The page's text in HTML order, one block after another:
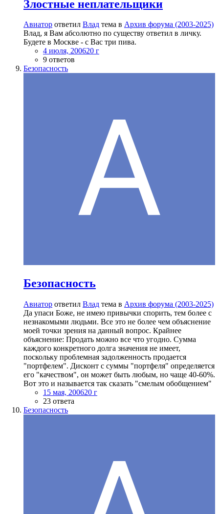
Злостные неплательщики
Авиатор ответил Влад тема в Архив форума (2003-2025)
Влад, я Вам абсолютно по существу ответил в личку.
Будете в Москве - с Вас три пива.
4 июля, 200620 г
9 ответов
Безопасность
Безопасность
Авиатор ответил Влад тема в Архив форума (2003-2025)
Да упаси Боже, не имею привычки спорить, тем более с
незнакомыми людьми. Все это не более чем объяснение
моей точки зрения на данный вопрос. Крайнее
объяснение: Продать можно все что угодно. Сумма
каждого конкретного долга значения не имеет,
поскольку проблемная задолженность продается
"портфелем". Дисконт с суммы "портфеля" определяется
его "качеством", он может быть любым, но чаще 40-60%.
Вот это и называется так сказать "смелым обобщением"
15 мая, 200620 г
23 ответа
Безопасность